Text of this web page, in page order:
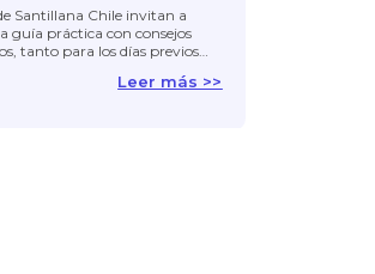
Santillana Chile invitan a
guía práctica con consejos
tanto para los días previos…
Leer más >>